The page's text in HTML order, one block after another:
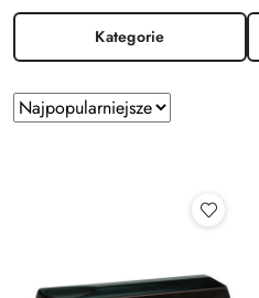
Kategorie
Zastosowano
sortowanie:
Sortuj
według